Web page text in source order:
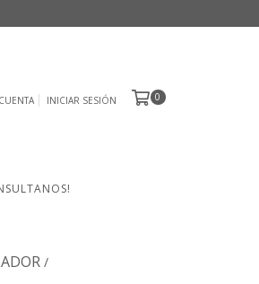
INICIAR SESIÓN 0
/